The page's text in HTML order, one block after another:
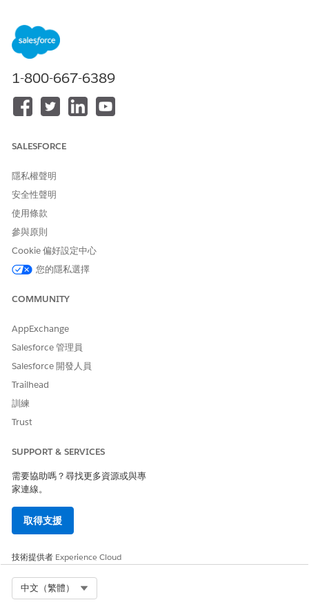
銷售頁面
依車輛、服務和配件的銷售總額呈何種分佈？
根據時間序列投影的銷售趨勢為何？
根據收入和數量，我銷售量最好的是哪些產品？
哪些產品需要我的關注？
產品、產品種類或產品系列根據收入和數量的銷售績效如何？
每個區域根據銷售的績效和收入趨勢如何？
每個經銷商依銷售數量和收入的績效如何？
經銷商每個員工的收入為何？
商機頁面
管道中商機和機會的總計數為何？
不同管道階段中商機和機會的數量與值為何？
特定期間內的成功商機數為何？
庫存頁面
庫存的平均帳齡為何？
帳齡庫存的值為何？
哪些車輛庫存需要立即重新進貨？
1-800-667-6389
SALESFORCE
隱私權聲明
安全性聲明
使用條款
參與原則
Cookie 偏好設定中心
您的隱私選擇
COMMUNITY
AppExchange
Salesforce 管理員
Salesforce 開發人員
Trailhead
訓練
Trust
SUPPORT & SERVICES
需要協助嗎？尋找更多資源或與專
家連線。
取得支援
技術提供者 Experience Cloud
中文（繁體）